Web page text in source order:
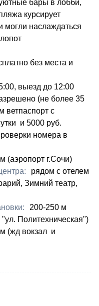
бары в лобби,
курсирует
могли наслаждаться
без места и
выезд до 12:00
(не более 35
ветпаспорт с
и 5000 руб.
номера в
(аэропорт г.Сочи)
рядом с отелем
Зимний театр,
200-250 м
Политехническая")
(жд вокзал и